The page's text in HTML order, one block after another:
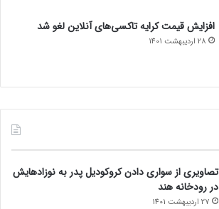
افزایش قیمت کرایه تاکسی‌های آنلاین لغو شد
28 اردیبهشت 1401
تصاویری از سواری دادن کروکودیل پدر به نوزادهایش
در رودخانه هند
27 اردیبهشت 1401